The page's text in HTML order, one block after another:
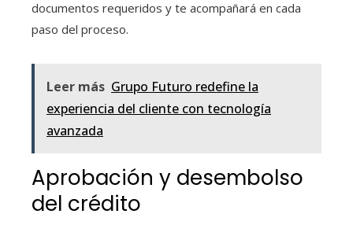
documentos requeridos y te acompañará en cada
paso del proceso.
Leer más Grupo Futuro redefine la
experiencia del cliente con tecnología
avanzada
Aprobación y desembolso
del crédito